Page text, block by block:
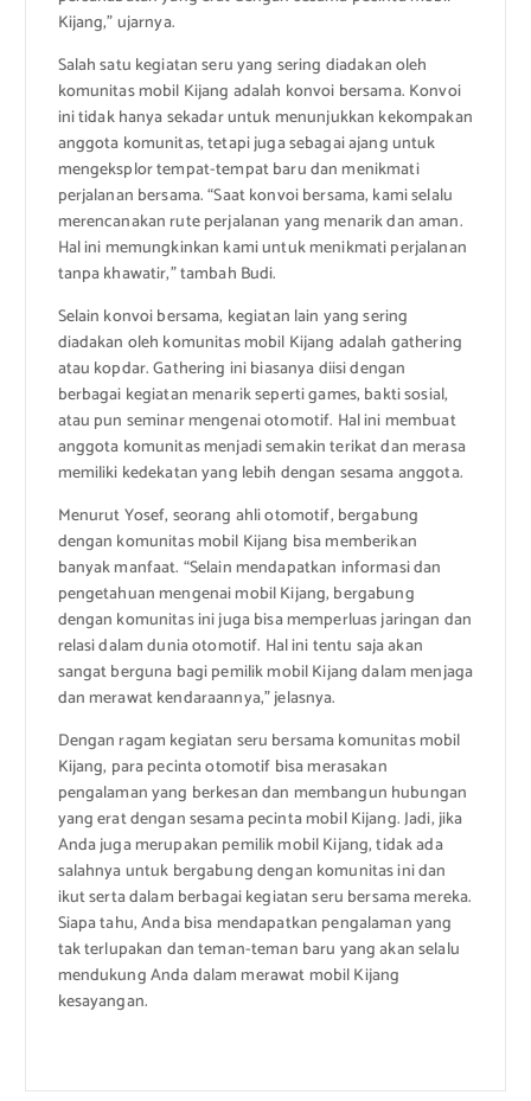
Kijang,” ujarnya.
Salah satu kegiatan seru yang sering diadakan oleh
komunitas mobil Kijang adalah konvoi bersama. Konvoi
ini tidak hanya sekadar untuk menunjukkan kekompakan
anggota komunitas, tetapi juga sebagai ajang untuk
mengeksplor tempat-tempat baru dan menikmati
perjalanan bersama. “Saat konvoi bersama, kami selalu
merencanakan rute perjalanan yang menarik dan aman.
Hal ini memungkinkan kami untuk menikmati perjalanan
tanpa khawatir,” tambah Budi.
Selain konvoi bersama, kegiatan lain yang sering
diadakan oleh komunitas mobil Kijang adalah gathering
atau kopdar. Gathering ini biasanya diisi dengan
berbagai kegiatan menarik seperti games, bakti sosial,
atau pun seminar mengenai otomotif. Hal ini membuat
anggota komunitas menjadi semakin terikat dan merasa
memiliki kedekatan yang lebih dengan sesama anggota.
Menurut Yosef, seorang ahli otomotif, bergabung
dengan komunitas mobil Kijang bisa memberikan
banyak manfaat. “Selain mendapatkan informasi dan
pengetahuan mengenai mobil Kijang, bergabung
dengan komunitas ini juga bisa memperluas jaringan dan
relasi dalam dunia otomotif. Hal ini tentu saja akan
sangat berguna bagi pemilik mobil Kijang dalam menjaga
dan merawat kendaraannya,” jelasnya.
Dengan ragam kegiatan seru bersama komunitas mobil
Kijang, para pecinta otomotif bisa merasakan
pengalaman yang berkesan dan membangun hubungan
yang erat dengan sesama pecinta mobil Kijang. Jadi, jika
Anda juga merupakan pemilik mobil Kijang, tidak ada
salahnya untuk bergabung dengan komunitas ini dan
ikut serta dalam berbagai kegiatan seru bersama mereka.
Siapa tahu, Anda bisa mendapatkan pengalaman yang
tak terlupakan dan teman-teman baru yang akan selalu
mendukung Anda dalam merawat mobil Kijang
kesayangan.